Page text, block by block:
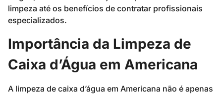
limpeza até os benefícios de contratar profissionais
especializados.
Importância da Limpeza de
Caixa d’Água em Americana
A limpeza de caixa d’água em Americana não é apenas